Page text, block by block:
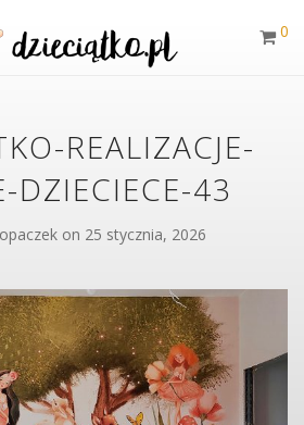
0
REALIZACJE-
DZIECIECE-43
on 25 stycznia, 2026